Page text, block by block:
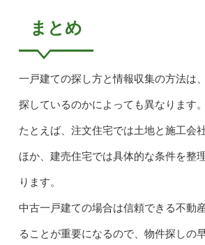
まとめ
一戸建ての探し方と情報収集の方法は
探しているのかによっても異なります。
たとえば、注文住宅では土地と施工会
ほか、建売住宅では具体的な条件を整
ります。
中古一戸建ての場合は信頼できる不動
ることが重要になるので、物件探しの